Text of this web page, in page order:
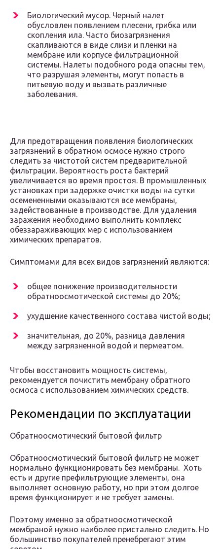
Биологический мусор. Черный налет
обусловлен появлением плесени, грибка или
скопления ила. Часто биозагрязнения
скапливаются в виде слизи и пленки на
мембране или корпусе фильтрационной
системы. Налеты подобного рода опасны тем,
что разрушая элементы, могут попасть в
питьевую воду и вызвать различные
заболевания.
Для предотвращения появления биологических
загрязнений в обратном осмосе нужно строго
следить за чистотой систем предварительной
фильтрации. Вероятность роста бактерий
увеличивается во время простоя. В промышленных
установках при задержке очистки воды на сутки
осемененными оказываются все мембраны,
задействованные в производстве. Для удаления
заражения необходимо выполнить комплекс
обеззараживающих мер с использованием
химических препаратов.
Симптомами для всех видов загрязнений являются:
общее понижение производительности
обратноосмотической системы до 20%;
ухудшение качественного состава чистой воды;
значительная, до 20%, разница давления
между загрязненной водой и пермеатом.
Чтобы восстановить мощность системы,
рекомендуется почистить мембрану обратного
осмоса с использованием химических средств.
Рекомендации по эксплуатации
Обратноосмотический бытовой фильтр
Обратноосмотический бытовой фильтр не может
нормально функционировать без мембраны. Хоть
есть и другие префильтрующие элементы, она
выполняет основную работу, но при этом долгое
время функционирует и не требует замены.
Поэтому именно за обратноосмотической
мембраной нужно наиболее пристально следить. Но
большинство покупателей пренебрегают этим